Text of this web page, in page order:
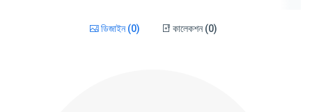
ডিজাইন (0) কালেকশন (0)